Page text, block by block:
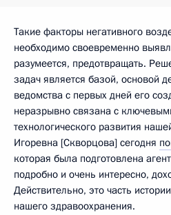
Такие факторы негативного
необходимо своевременно
разумеется, предотвращать.
задач является базой, основой
ведомства с первых дней его
неразрывно связана с
технологического развития
Игоревна [Скворцова] сегодня
которая была подготовлена
подробно и очень интересно,
Действительно, это часть
нашего здравоохранения.